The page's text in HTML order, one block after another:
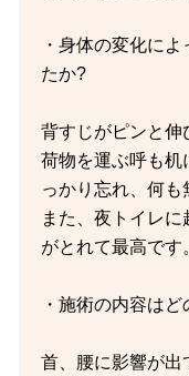
・身体の変化に
たか?
背すじがピンと伸
荷物を運ぶ呼も机
っかり忘れ、何も
また、夜トイレ
がとれて最高です。
・施術の内容は
首、腰に影響が出